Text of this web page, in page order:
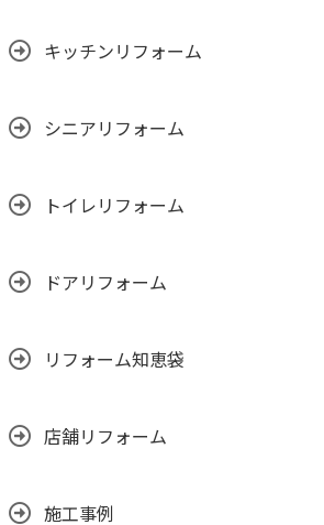
キッチンリフォーム
シニアリフォーム
トイレリフォーム
ドアリフォーム
リフォーム知恵袋
店舗リフォーム
施工事例